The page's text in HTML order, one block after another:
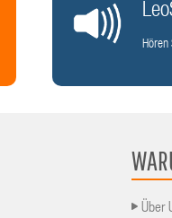
Hören
Über